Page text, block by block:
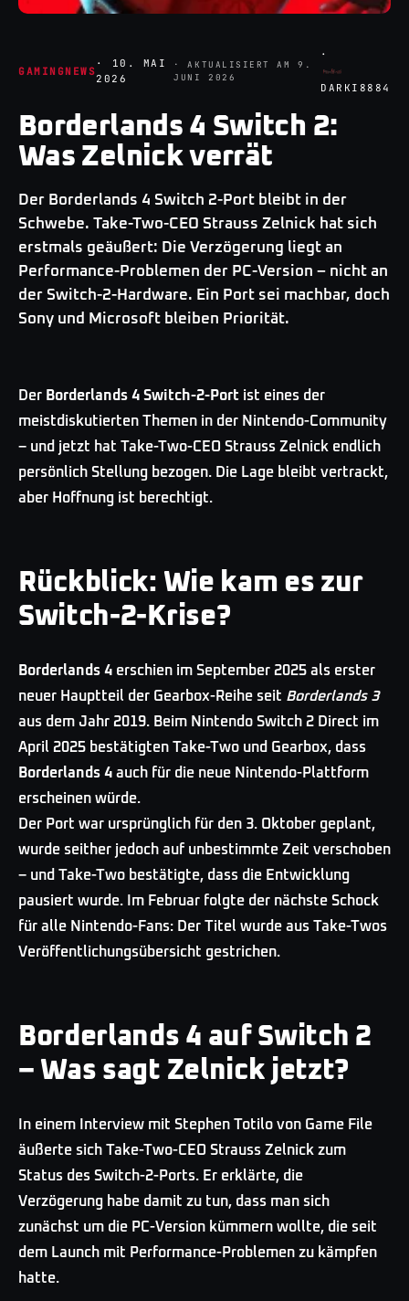
GAMINGNEWS
·
10. MAI
2026
· AKTUALISIERT AM9.
JUNI 2026
·
DARKI8884
Borderlands 4 Switch 2:
Was Zelnick verrät
Der Borderlands 4 Switch 2-Port bleibt in der
Schwebe. Take-Two-CEO Strauss Zelnick hat sich
erstmals geäußert: Die Verzögerung liegt an
Performance-Problemen der PC-Version – nicht an
der Switch-2-Hardware. Ein Port sei machbar, doch
Sony und Microsoft bleiben Priorität.
Der Borderlands 4 Switch-2-Port ist eines der
meistdiskutierten Themen in der Nintendo-Community
– und jetzt hat Take-Two-CEO Strauss Zelnick endlich
persönlich Stellung bezogen. Die Lage bleibt vertrackt,
aber Hoffnung ist berechtigt.
Rückblick: Wie kam es zur
Switch-2-Krise?
Borderlands 4 erschien im September 2025 als erster
neuer Hauptteil der Gearbox-Reihe seit Borderlands 3
aus dem Jahr 2019. Beim Nintendo Switch 2 Direct im
April 2025 bestätigten Take-Two und Gearbox, dass
Borderlands 4 auch für die neue Nintendo-Plattform
erscheinen würde.
Der Port war ursprünglich für den 3. Oktober geplant,
wurde seither jedoch auf unbestimmte Zeit verschoben
– und Take-Two bestätigte, dass die Entwicklung
pausiert wurde. Im Februar folgte der nächste Schock
für alle Nintendo-Fans: Der Titel wurde aus Take-Twos
Veröffentlichungsübersicht gestrichen.
Borderlands 4 auf Switch 2
– Was sagt Zelnick jetzt?
In einem Interview mit Stephen Totilo von Game File
äußerte sich Take-Two-CEO Strauss Zelnick zum
Status des Switch-2-Ports. Er erklärte, die
Verzögerung habe damit zu tun, dass man sich
zunächst um die PC-Version kümmern wollte, die seit
dem Launch mit Performance-Problemen zu kämpfen
hatte.